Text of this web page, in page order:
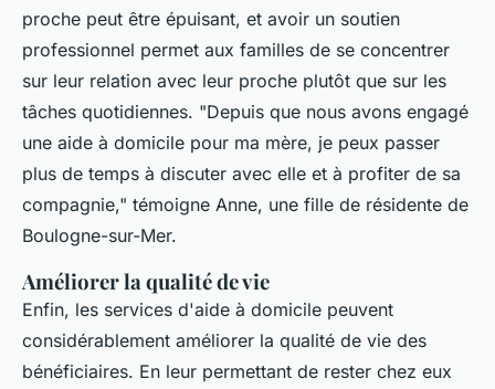
proche peut être épuisant, et avoir un soutien
professionnel permet aux familles de se concentrer
sur leur relation avec leur proche plutôt que sur les
tâches quotidiennes. "Depuis que nous avons engagé
une aide à domicile pour ma mère, je peux passer
plus de temps à discuter avec elle et à profiter de sa
compagnie," témoigne Anne, une fille de résidente de
Boulogne-sur-Mer.
Améliorer la qualité de vie
Enfin, les services d'aide à domicile peuvent
considérablement améliorer la qualité de vie des
bénéficiaires. En leur permettant de rester chez eux